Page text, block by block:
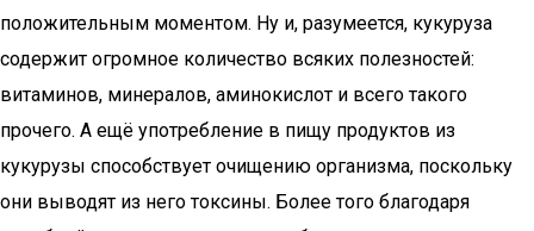
положительным моментом. Ну и, разумеется, кукуруза
содержит огромное количество всяких полезностей:
витаминов, минералов, аминокислот и всего такого
прочего. А ещё употребление в пищу продуктов из
кукурузы способствует очищению организма, поскольку
они выводят из него токсины. Более того благодаря